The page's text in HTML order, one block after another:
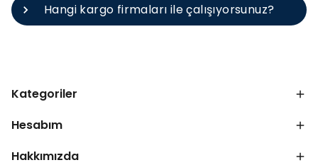
Hangi kargo firmaları ile çalışıyorsunuz?
Kategoriler
Hesabım
Hakkımızda